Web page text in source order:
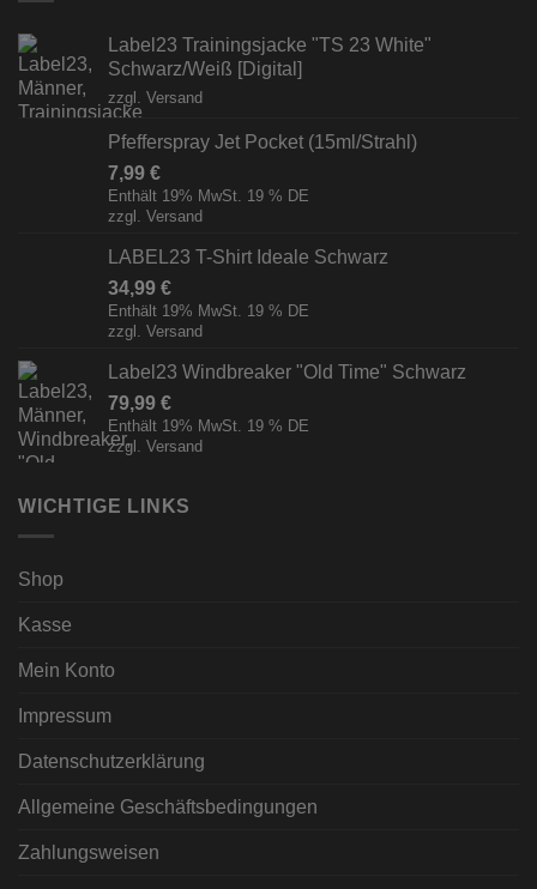
Label23 Trainingsjacke "TS 23 White"
Schwarz/Weiß [Digital]
zzgl. Versand
Pfefferspray Jet Pocket (15ml/Strahl)
7,99 €
Enthält 19% MwSt. 19 % DE
zzgl. Versand
LABEL23 T-Shirt Ideale Schwarz
34,99 €
Enthält 19% MwSt. 19 % DE
zzgl. Versand
Label23 Windbreaker "Old Time" Schwarz
79,99 €
Enthält 19% MwSt. 19 % DE
zzgl. Versand
WICHTIGE LINKS
Shop
Kasse
Mein Konto
Impressum
Datenschutzerklärung
Allgemeine Geschäftsbedingungen
Zahlungsweisen